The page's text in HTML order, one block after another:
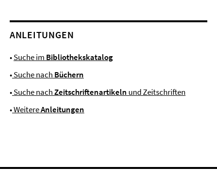
ANLEITUNGEN
•Suche im Bibliothekskatalog
•Suche nach Büchern
•Suche nachZeitschriftenartikeln und Zeitschriften
•WeitereAnleitungen